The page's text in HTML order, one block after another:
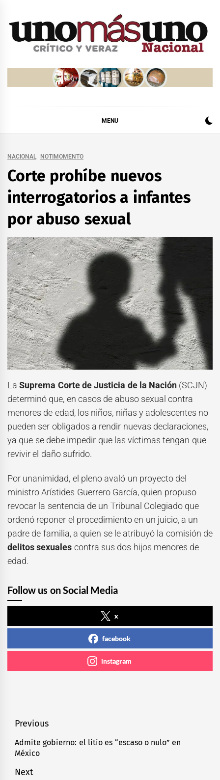
MENU
NACIONAL NOTIMOMENTO
Corte prohíbe nuevos
interrogatorios a infantes
por abuso sexual
LaSuprema Corte de Justicia de la Nación (SCJN)
determinó que, en casos de abuso sexual contra
menores de edad, los niños, niñas y adolescentes no
pueden ser obligados a rendir nuevas declaraciones,
ya que se debe impedir que las víctimas tengan que
revivir el daño sufrido.
Por unanimidad, el pleno avaló un proyecto del
ministro Arístides Guerrero García, quien propuso
revocar la sentencia de un Tribunal Colegiado que
ordenó reponer el procedimiento en un juicio, a un
padre de familia, a quien se le atribuyó la comisión de
delitos sexuales contra sus dos hijos menores de
edad.
Follow us on Social Media
x
facebook
instagram
Navegación
de
entradas
Previous
Previous
post:
Admite gobierno: el litio es “escaso o nulo” en
México
Next